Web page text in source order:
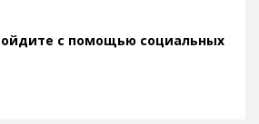
с помощью социальных